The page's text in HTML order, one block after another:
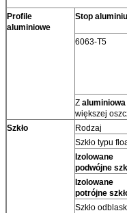
Profile
aluminiowe
Stop
6063-T5
Z
większej
Szkło
Rodzaj
Szkło typu
Izolowane
podwójne
Izolowane
potrójne
Szkło